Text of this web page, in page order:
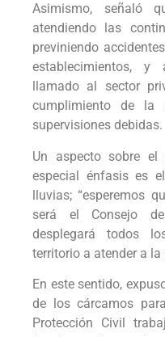
Asimismo, señaló
atendiendo las
previniendo
establecimientos, y
llamado al sector
cumplimiento de la
supervisiones debidas.
Un aspecto sobre el
especial énfasis es
lluvias; “esperemos
será el Consejo
desplegará todos
territorio a atender a
En este sentido,
de los cárcamos
Protección Civil